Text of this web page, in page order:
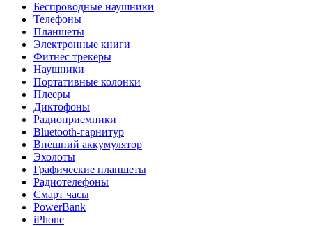
Беспроводные наушники
Телефоны
Планшеты
Электронные книги
Фитнес трекеры
Наушники
Портативные колонки
Плееры
Диктофоны
Радиоприемники
Bluetooth-гарнитур
Внешний аккумулятор
Эхолоты
Графические планшеты
Радиотелефоны
Смарт часы
PowerBank
iPhone